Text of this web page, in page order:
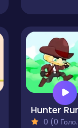
Hunter
0 (0 Голосів)